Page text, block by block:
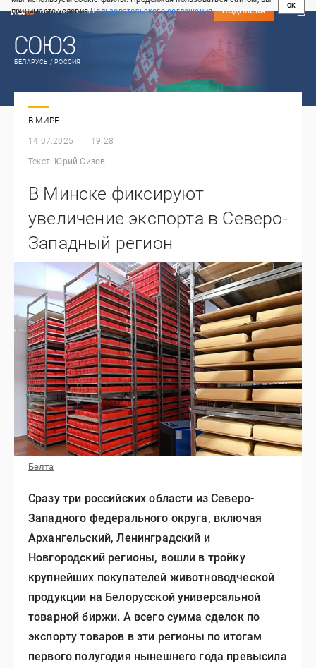
принимаете условияПользовательского соглашения
OK
СВЕЖИЙ НОМЕР
ПОДПИСКА
БЕЛАРУСЬ / РОССИЯ
В МИРЕ
14.07.2025 19:28
Текст: Юрий Сизов
В Минске фиксируют
увеличение экспорта в Северо-
Западный регион
Белта
Сразу три российских области из Северо-
Западного федерального округа, включая
Архангельский, Ленинградский и
Новгородский регионы, вошли в тройку
крупнейших покупателей животноводческой
продукции на Белорусской универсальной
товарной биржи. А всего сумма сделок по
экспорту товаров в эти регионы по итогам
первого полугодия нынешнего года превысила